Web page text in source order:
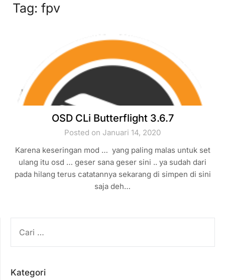
Tag: fpv
OSD CLi Butterflight 3.6.7
Posted on Januari 14, 2020
Karena keseringan mod … yang paling malas untuk set
ulang itu osd … geser sana geser sini .. ya sudah dari
pada hilang terus catatannya sekarang di simpen di sini
saja deh…
UNTUK:
Kategori